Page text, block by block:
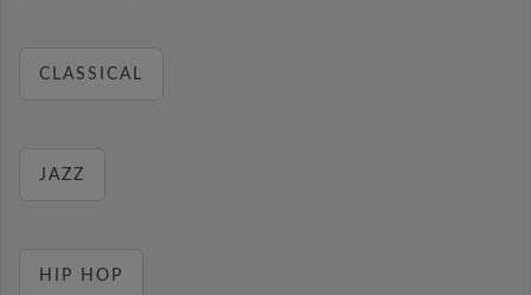
CLASSICAL
JAZZ
HIP HOP